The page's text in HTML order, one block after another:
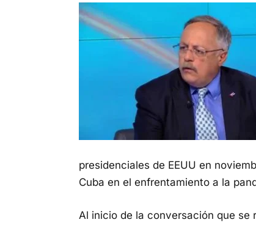
presidenciales de EEUU en
Cuba en el enfrentamiento a la
Al inicio de la conversación que se